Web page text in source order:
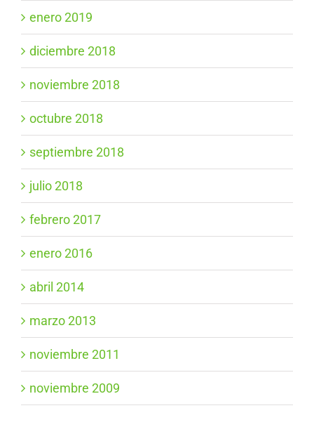
enero 2019
diciembre 2018
noviembre 2018
octubre 2018
septiembre 2018
julio 2018
febrero 2017
enero 2016
abril 2014
marzo 2013
noviembre 2011
noviembre 2009